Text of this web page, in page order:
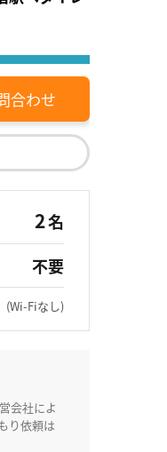
合わせ
2名
不要
(Wi-Fiなし)
会社によ
り依頼は